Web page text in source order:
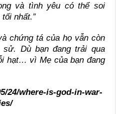
và tình yêu có thể soi
nhất.”
chứng tá của họ vẫn còn
sử. Dù bạn đang trải qua
hạt… vì Mẹ của bạn đang
24/where-is-god-in-war-